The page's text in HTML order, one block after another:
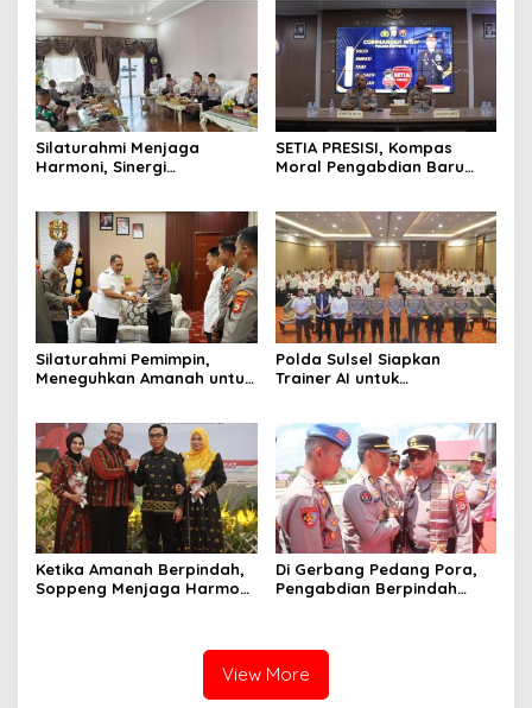
Silaturahmi Menjaga
Harmoni, Sinergi
SETIA PRESISI, Kompas
Moral Pengabdian Baru
Silaturahmi Pemimpin,
Meneguhkan Amanah untuk
Polda Sulsel Siapkan
Trainer AI untuk
Ketika Amanah Berpindah,
Soppeng Menjaga Harmoni
Di Gerbang Pedang Pora,
Pengabdian Berpindah
View More